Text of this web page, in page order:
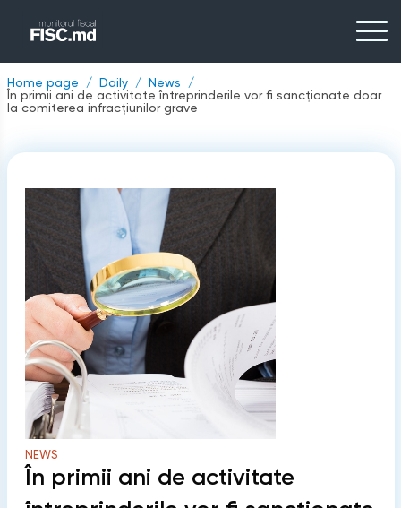
Home page Daily
News
În primii ani de activitate întreprinderile vor fi sancționate doar
la comiterea infracțiunilor grave
NEWS
În primii ani de activitate